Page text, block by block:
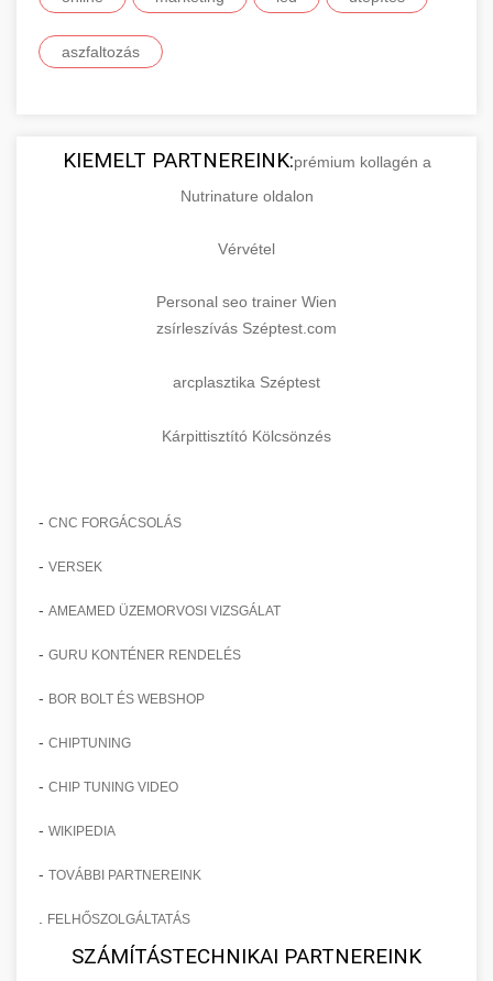
aszfaltozás
KIEMELT PARTNEREINK:prémium kollagén a
Nutrinature oldalon
Vérvétel
Personal seo trainer Wien
zsírleszívás Széptest.com
arcplasztika Széptest
Kárpittisztító Kölcsönzés
- CNC FORGÁCSOLÁS
- VERSEK
- AMEAMED ÜZEMORVOSI VIZSGÁLAT
- GURU KONTÉNER RENDELÉS
- BOR BOLT ÉS WEBSHOP
- CHIPTUNING
- CHIP TUNING VIDEO
- WIKIPEDIA
- TOVÁBBI PARTNEREINK
FELHŐSZOLGÁLTATÁS
SZÁMÍTÁSTECHNIKAI PARTNEREINK